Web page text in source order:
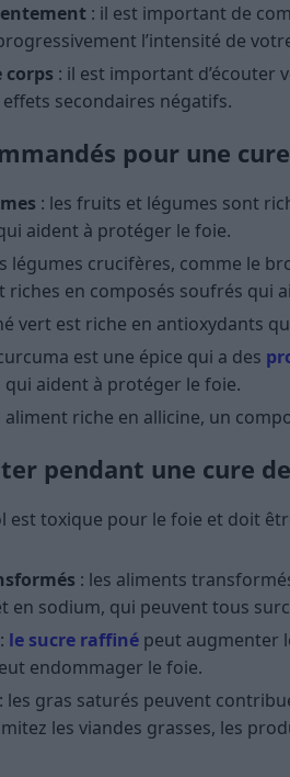
: il est important de
l’intensité de
corps : il est important d’écouter
secondaires négatifs.
pour une
: les fruits et légumes sont
aident à protéger le foie.
légumes crucifères, comme le
riches en composés soufrés qui
vert est riche en antioxydants
est une épice qui a des
aident à protéger le foie.
aliment riche en allicine, un
pendant une cure
est toxique pour le foie et doit
: les aliments
en sodium, qui peuvent tous
: le sucre raffiné peut augmenter
endommager le foie.
: les gras saturés peuvent
les viandes grasses, les